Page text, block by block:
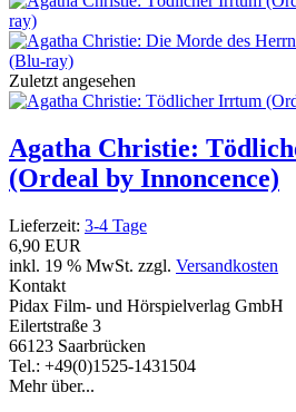
Zuletzt angesehen
Agatha Christie:
(Ordeal by Innoncence)
Lieferzeit: 3-4 Tage
6,90 EUR
inkl. 19 % MwSt. zzgl. Versandkosten
Kontakt
Pidax Film- und Hörspielverlag GmbH
Eilertstraße 3
66123 Saarbrücken
Tel.: +49(0)1525-1431504
Mehr über...